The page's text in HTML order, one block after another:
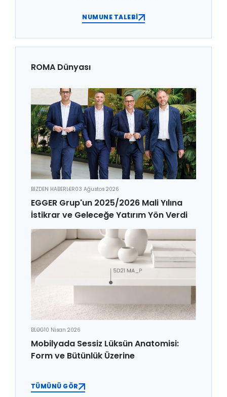
NUMUNE TALEBİ
ROMA Dünyası
BİZDEN HABERLER03 Ağustos 2026
EGGER Grup'un 2025/2026 Mali Yılına
İstikrar ve Geleceğe Yatırım Yön Verdi
BLOG10 Nisan 2026
Mobilyada Sessiz Lüksün Anatomisi:
Form ve Bütünlük Üzerine
TÜMÜNÜ GÖR